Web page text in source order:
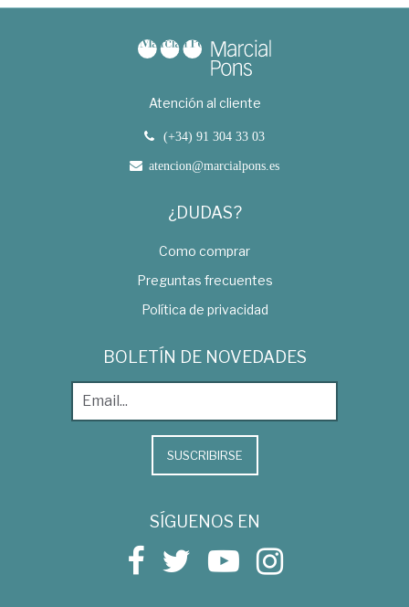
Atención al cliente
(+34) 91 304 33 03
atencion@marcialpons.es
¿DUDAS?
Como comprar
Preguntas frecuentes
Política de privacidad
BOLETÍN DE NOVEDADES
SUSCRIBIRSE
SÍGUENOS EN